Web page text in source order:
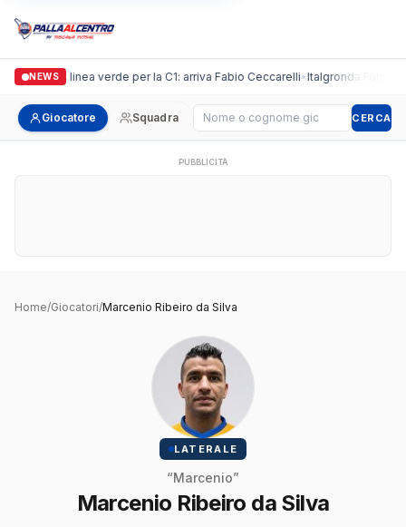
NEWS
Casalguidi, linea verde per la C1: arriva Fabio Ceccarelli•Italgronda Futsal
Giocatore Squadra Cerca giocatore CERCA
PUBBLICITÀ
Home/Giocatori/Marcenio Ribeiro da Silva
LATERALE
“Marcenio”
Marcenio Ribeiro da Silva